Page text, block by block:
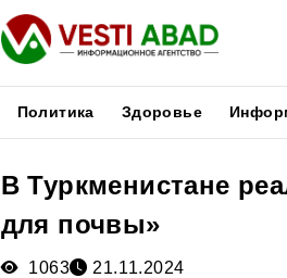
Политика Здоровье
В Туркменистане
для почвы»
1063 21.11.2024